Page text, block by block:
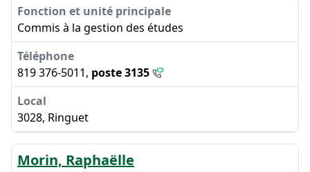
Commis à la gestion des études
819 376-5011, poste 3135
3028, Ringuet
Morin, Raphaëlle